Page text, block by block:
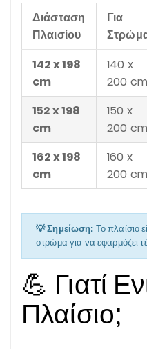
Διάσταση
Πλαισίου
Για
142 x 198
cm
140 x
200 cm
152 x 198
cm
150 x
200 cm
162 x 198
cm
160 x
200 cm
💡 Σημείωση: Το πλαίσιο
στρώμα για να εφαρμόζει
💪 Γιατί
Πλαίσιο;